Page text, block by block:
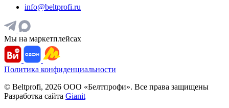
info@beltprofi.ru
Мы на маркетплейсах
Политика конфиденциальности
© Beltprofi, 2026 ООО «Белтпрофи». Все права защищены
Разработка сайта Gianit